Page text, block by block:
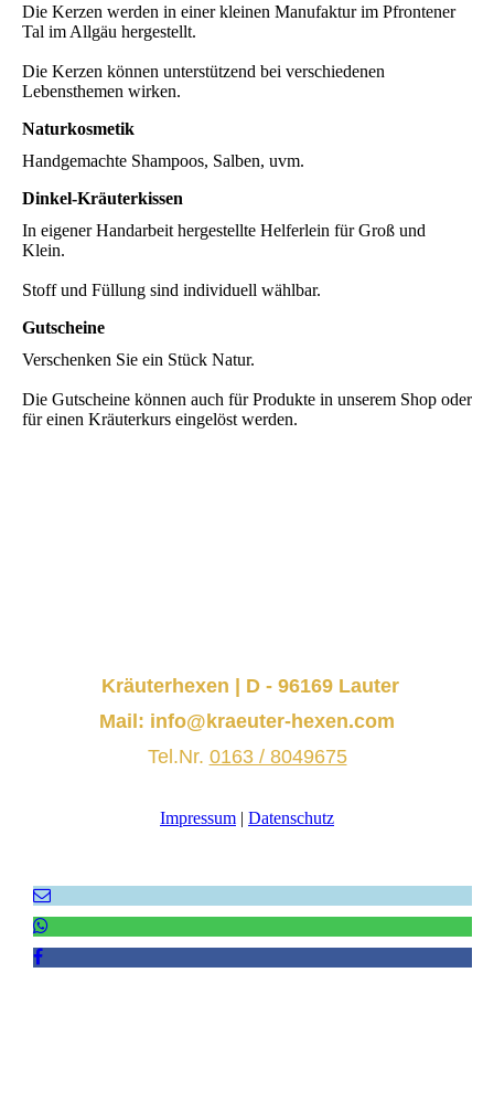
Die Kerzen werden in einer kleinen Manufaktur im Pfrontener
Tal im Allgäu hergestellt.
Die Kerzen können unterstützend bei verschiedenen
Lebensthemen wirken.
Naturkosmetik
Handgemachte Shampoos, Salben, uvm.
Dinkel-Kräuterkissen
In eigener Handarbeit hergestellte Helferlein für Groß und
Klein.
Stoff und Füllung sind individuell wählbar.
Gutscheine
Verschenken Sie ein Stück Natur.
Die Gutscheine können auch für Produkte in unserem Shop oder
für einen Kräuterkurs eingelöst werden.
Kräuterhexen | D - 96169 Lauter
Mail: info@kraeuter-hexen.com
Tel.Nr. 0163 / 8049675
Impressum | Datenschutz